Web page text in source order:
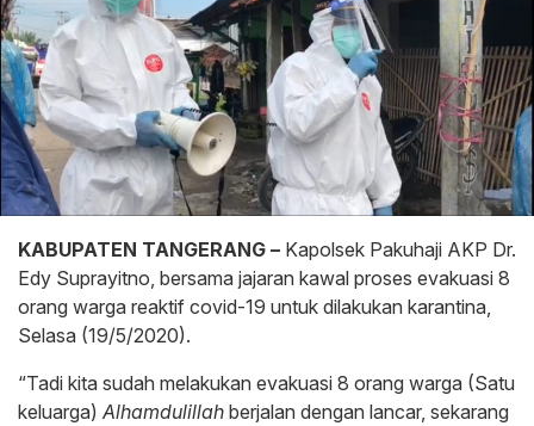
KABUPATEN TANGERANG – Kapolsek Pakuhaji AKP Dr.
Edy Suprayitno, bersama jajaran kawal proses evakuasi 8
orang warga reaktif covid-19 untuk dilakukan karantina,
Selasa (19/5/2020).
“Tadi kita sudah melakukan evakuasi 8 orang warga (Satu
keluarga) Alhamdulillah berjalan dengan lancar, sekarang